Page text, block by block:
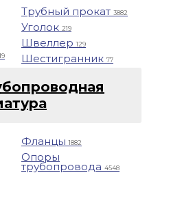
Трубный прокат 3882
Уголок 219
Швеллер129
Шестигранник 77
Фланцы1882
Опоры
трубопровода 4548